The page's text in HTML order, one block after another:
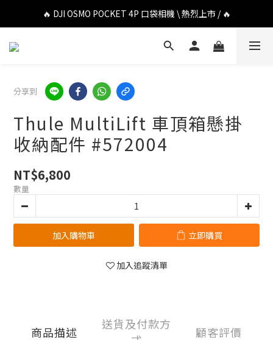
🔥 DJI OSMO POCKET 4P 口袋相機 \ 熱烈上市 / 🔥
🔥 DJI OSMO POCKET 4P 口袋相機 \ 熱烈上市 / 🔥
🔥 Insta360 Luna Ultra 雲台相機 \ 熱烈上市 / 🔥
🔥 DJI OSMO POCKET 4P 口袋相機 \ 熱烈上市 / 🔥
分享到
Thule MultiLift 車頂箱懸掛
收納配件 #572004
NT$6,800
數量
加入購物車 立即購買
加入追蹤清單
商品描述
送貨及付款方
顧客評價